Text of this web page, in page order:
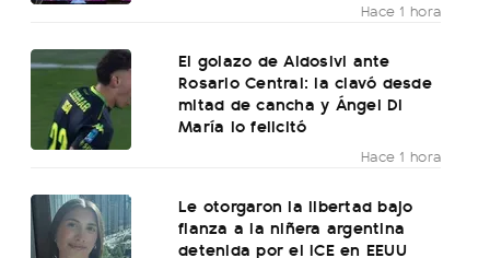
Hace 1 hora
El golazo de Aldosivi ante
Rosario Central: la clavó desde
mitad de cancha y Ángel Di
María lo felicitó
Hace 1 hora
Le otorgaron la libertad bajo
fianza a la niñera argentina
detenida por el ICE en EEUU